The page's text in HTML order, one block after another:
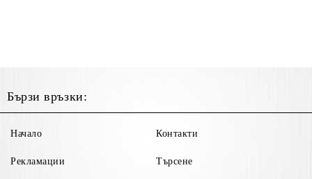
Бързи връзки:
Начало
Рекламации
Контакти
Търсене